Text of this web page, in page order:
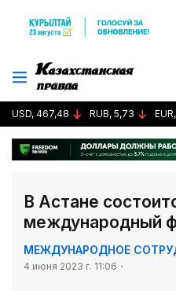
USD, 467,48 RUB, 5,73
В Астане
международный
МЕЖДУНАРОДНОЕ
4 июня 2023 г. 11:06